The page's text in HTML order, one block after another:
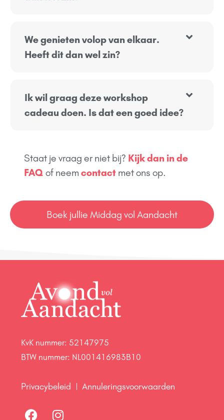
We genieten volop van elkaar.
Heeft dit dan wel zin?
Ik wil graag deze workshop
cadeau doen. Is dat een goed idee?
Staat je vraag er niet bij? Kijk dan in de
FAQ of neem contact met ons op.
Boek jullie Middag vol Aandacht
KvK nummer: 52147975
BTW nummer: NL001416983B10
Privacybeleid Annuleringsvoorwaarden